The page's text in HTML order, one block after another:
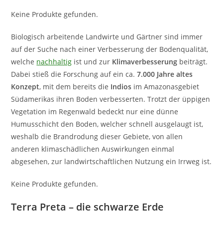
Keine Produkte gefunden.
Biologisch arbeitende Landwirte und Gärtner sind immer
auf der Suche nach einer Verbesserung der Bodenqualität,
welche nachhaltig ist und zur Klimaverbesserung beiträgt.
Dabei stieß die Forschung auf ein ca.7.000 Jahre altes
Konzept, mit dem bereits die Indios im Amazonasgebiet
Südamerikas ihren Boden verbesserten. Trotzt der üppigen
Vegetation im Regenwald bedeckt nur eine dünne
Humusschicht den Boden, welcher schnell ausgelaugt ist,
weshalb die Brandrodung dieser Gebiete, von allen
anderen klimaschädlichen Auswirkungen einmal
abgesehen, zur landwirtschaftlichen Nutzung ein Irrweg ist.
Keine Produkte gefunden.
Terra Preta – die schwarze Erde